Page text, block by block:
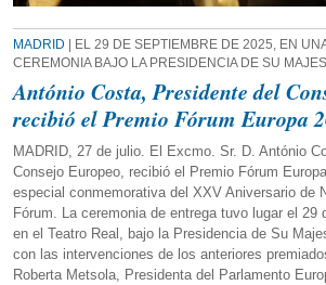
MADRID | EL 29 DE SEPTIEMBRE DE 2025, EN
CEREMONIA BAJO LA PRESIDENCIA DE SU
António Costa, Presidente del
recibió el Premio Fórum Europa
MADRID, 27 de julio. El Excmo. Sr. D. António
Consejo Europeo, recibió el Premio Fórum
especial conmemorativa del XXV Aniversario de
Fórum. La ceremonia de entrega tuvo lugar el 29
en el Teatro Real, bajo la Presidencia de Su
con las intervenciones de los anteriores
Roberta Metsola, Presidenta del Parlamento